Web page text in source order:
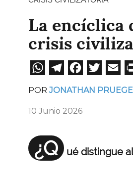
La encíclica
crisis
WhatsApp
Telegram
POR JONATHAN
10 Junio 2026
¿Q ué distingue